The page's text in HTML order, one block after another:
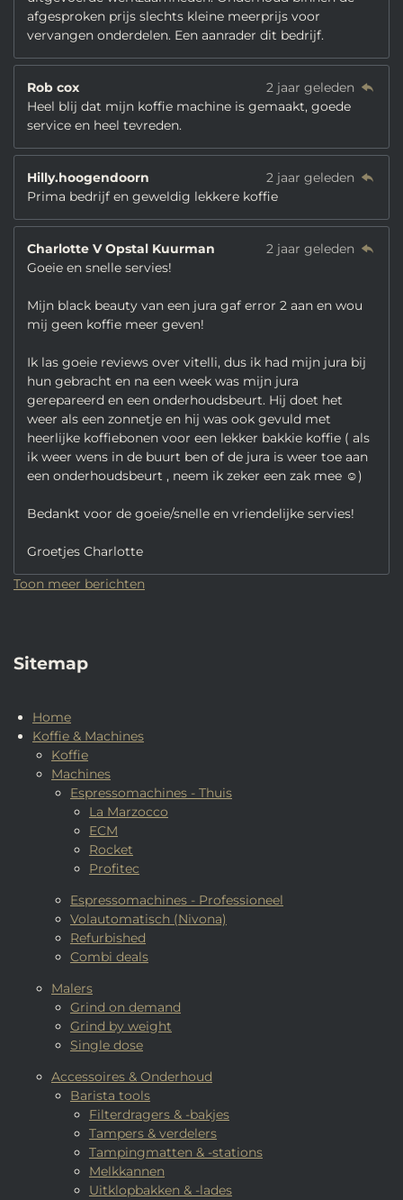
afgesproken prijs slechts kleine meerprijs voor
vervangen onderdelen. Een aanrader dit bedrijf.
Rob cox
2 jaar geleden
Heel blij dat mijn koffie machine is gemaakt, goede
service en heel tevreden.
Hilly.hoogendoorn
2 jaar geleden
Prima bedrijf en geweldig lekkere koffie
Charlotte V Opstal Kuurman
2 jaar geleden
Goeie en snelle servies!
Mijn black beauty van een jura gaf error 2 aan en wou
mij geen koffie meer geven!
Ik las goeie reviews over vitelli, dus ik had mijn jura bij
hun gebracht en na een week was mijn jura
gerepareerd en een onderhoudsbeurt. Hij doet het
weer als een zonnetje en hij was ook gevuld met
heerlijke koffiebonen voor een lekker bakkie koffie ( als
ik weer wens in de buurt ben of de jura is weer toe aan
een onderhoudsbeurt , neem ik zeker een zak mee ☺️)
Bedankt voor de goeie/snelle en vriendelijke servies!
Groetjes Charlotte
Toon meer berichten
Sitemap
Home
Koffie & Machines
Koffie
Machines
Espressomachines - Thuis
La Marzocco
ECM
Rocket
Profitec
Espressomachines - Professioneel
Volautomatisch (Nivona)
Refurbished
Combi deals
Malers
Grind on demand
Grind by weight
Single dose
Accessoires & Onderhoud
Barista tools
Filterdragers & -bakjes
Tampers & verdelers
Tampingmatten & -stations
Melkkannen
Uitklopbakken & -lades